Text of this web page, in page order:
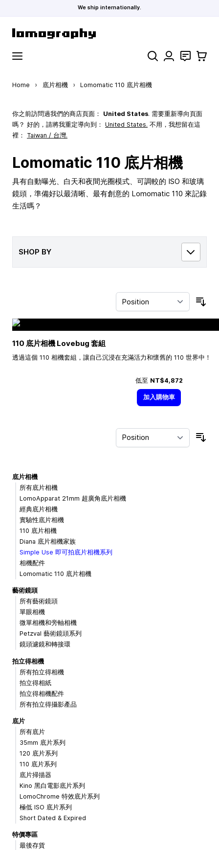
We ship internationally.
Search 聯絡 購物車
Home › 底片相機 › Lomomatic 110 底片相機
你之前訪問過我們的商店頁面： United States. 需要重新導向頁面
嗎？ 好的，請將我重定導向到： United States. 不用，我想留在這
裡： Taiwan / 台灣.
Lomomatic 110 底片相機
具有自動曝光、白天和夜間光圈模式、可調較的 ISO 和玻璃
鏡頭，準備好以最清晰、最有創意的 Lomomatic 110 來記錄
生活嗎？
SHOP BY
110 底片相機 Lovebug 套組
透過這個 110 相機套組，讓自己沉浸在充滿活力和懷舊的 110 世界中！
低至 NT$4,872
加入購物車
底片相機
所有底片相機
LomoApparat 21mm 超廣角底片相機
經典底片相機
實驗性底片相機
110 底片相機
Diana 底片相機家族
Simple Use 即可拍底片相機系列
相機配件
Lomomatic 110 底片相機
藝術鏡頭
所有藝術鏡頭
單眼相機
微單相機和旁軸相機
Petzval 藝術鏡頭系列
鏡頭濾鏡和轉接環
拍立得相機
所有拍立得相機
拍立得相紙
拍立得相機配件
所有拍立得攝影產品
底片
所有底片
35mm 底片系列
120 底片系列
110 底片系列
底片掃描器
Kino 黑白電影底片系列
LomoChrome 特效底片系列
極低 ISO 底片系列
Short Dated & Expired
特價專區
最後存貨